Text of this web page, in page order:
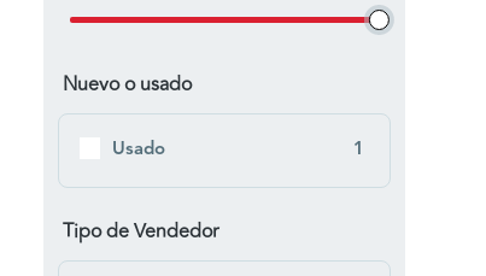
Nuevo o usado
Usado 1
Tipo de Vendedor